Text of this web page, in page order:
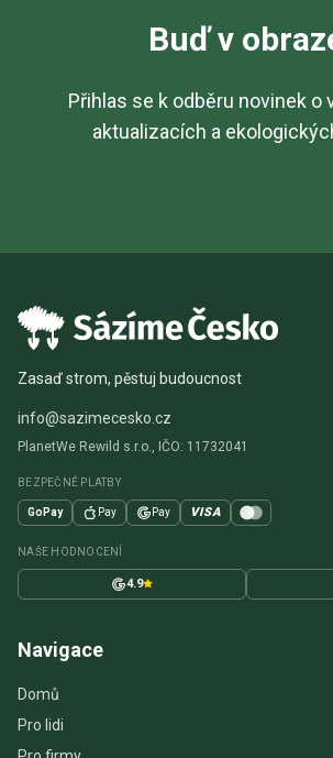
Buď v
Přihlas se k odběru novinek o
aktualizacích a
Zasaď strom, pěstuj budoucnost
info@sazimecesko.cz
PlanetWe Rewild s.r.o., IČO: 11732041
BEZPEČNÉ PLATBY
GoPay Pay Pay VISA
NAŠE HODNOCENÍ
4.9
Navigace
Domů
Pro lidi